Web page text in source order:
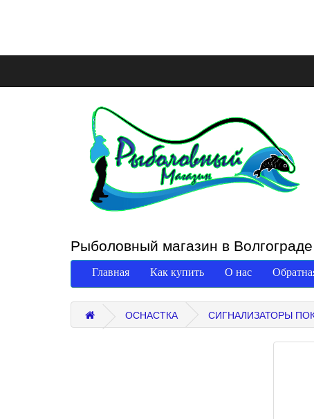
Рыболовный магазин в Волгограде
Главная Как купить О нас
ОСНАСТКА СИГНАЛИЗАТОРЫ